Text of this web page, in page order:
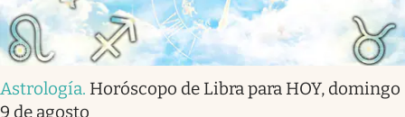
Astrología. Horóscopo de Libra para HOY, domingo
9 de agosto